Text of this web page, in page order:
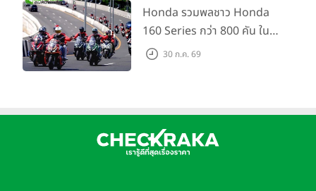
กัน 16 ส.ค. นี้
Honda รวมพลชาว Honda
160 Series กว่า 800 คัน ใน
งาน “THE ONE-SIXTI-ER ตัว
30 ก.ค. 69